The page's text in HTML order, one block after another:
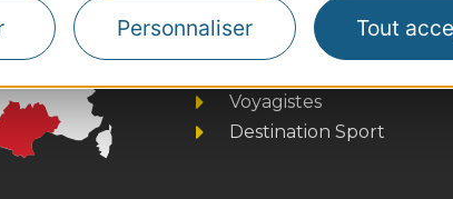
Personnaliser Tout
Business/Mice
Pros d'Occitanie
Voyagistes
Destination Sport